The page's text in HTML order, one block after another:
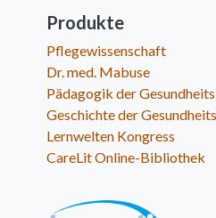
Produkte
Pflegewissenschaft
Dr. med. Mabuse
Pädagogik der
Geschichte der
Lernwelten Kongress
CareLit Online-Bibliothek